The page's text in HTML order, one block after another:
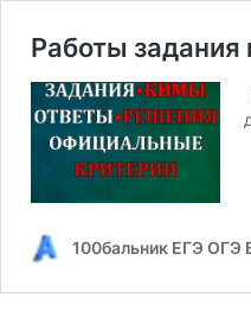
Работы задания
100бальник ЕГЭ ОГЭ